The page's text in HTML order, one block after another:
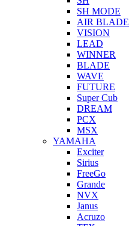
SH MODE
AIR BLADE
VISION
LEAD
WINNER
BLADE
WAVE
FUTURE
Super Cub
DREAM
PCX
MSX
YAMAHA
Exciter
Sirius
FreeGo
Grande
NVX
Janus
Acruzo